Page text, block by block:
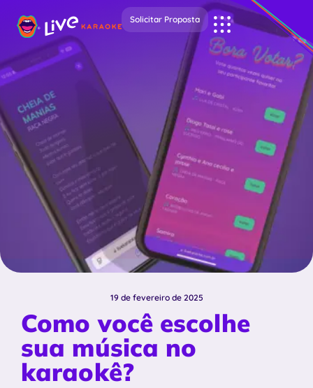
Solicitar Proposta
19 de fevereiro de 2025
Como você escolhe
sua música no
karaokê?